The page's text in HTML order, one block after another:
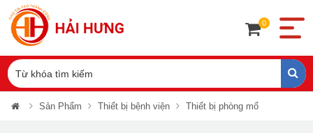
0
Sản Phẩm Thiết bị bệnh viện Thiết bị phòng mổ